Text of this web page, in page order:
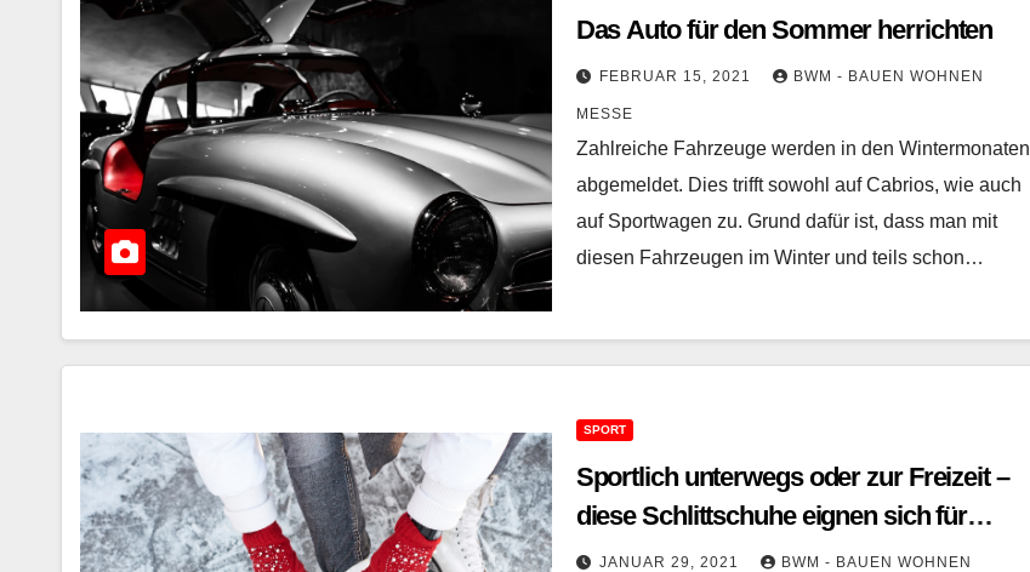
Das Auto für den Sommer herrichten
FEBRUAR 15, 2021 BWM - BAUEN WOHNEN
MESSE
Zahlreiche Fahrzeuge werden in den Wintermonaten
abgemeldet. Dies trifft sowohl auf Cabrios, wie auch
auf Sportwagen zu. Grund dafür ist, dass man mit
diesen Fahrzeugen im Winter und teils schon…
SPORT
Sportlich unterwegs oder zur Freizeit –
diese Schlittschuhe eignen sich für
jedermann
JANUAR 29, 2021 BWM - BAUEN WOHNEN